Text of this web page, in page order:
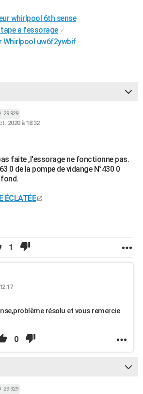
whirlpool 6th sense
a l'essorage ✓
Whirlpool uw6f2ywbif
29 929
2020 à 18:32
faite ,l'essorage ne fonctionne pas.
0 de la pompe de vidange N°430 0
ÉCLATÉE
1
résolu et vous remercie
0
29 929